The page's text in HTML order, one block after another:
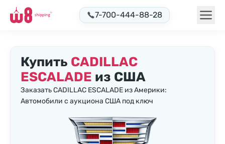
7-700-444-88-28
Купить CADILLAC
ESCALADE из США
Заказать CADILLAC ESCALADE из Америки:
Автомобили с аукциона США под ключ